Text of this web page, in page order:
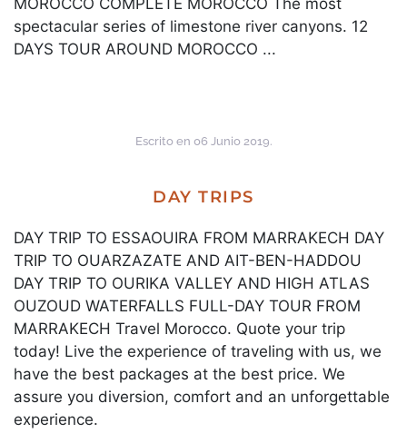
MOROCCO COMPLETE MOROCCO The most
spectacular series of limestone river canyons. 12
DAYS TOUR AROUND MOROCCO ...
Escrito en 06 Junio 2019.
DAY TRIPS
DAY TRIP TO ESSAOUIRA FROM MARRAKECH DAY
TRIP TO OUARZAZATE AND AIT-BEN-HADDOU
DAY TRIP TO OURIKA VALLEY AND HIGH ATLAS
OUZOUD WATERFALLS FULL-DAY TOUR FROM
MARRAKECH Travel Morocco. Quote your trip
today! Live the experience of traveling with us, we
have the best packages at the best price. We
assure you diversion, comfort and an unforgettable
experience.